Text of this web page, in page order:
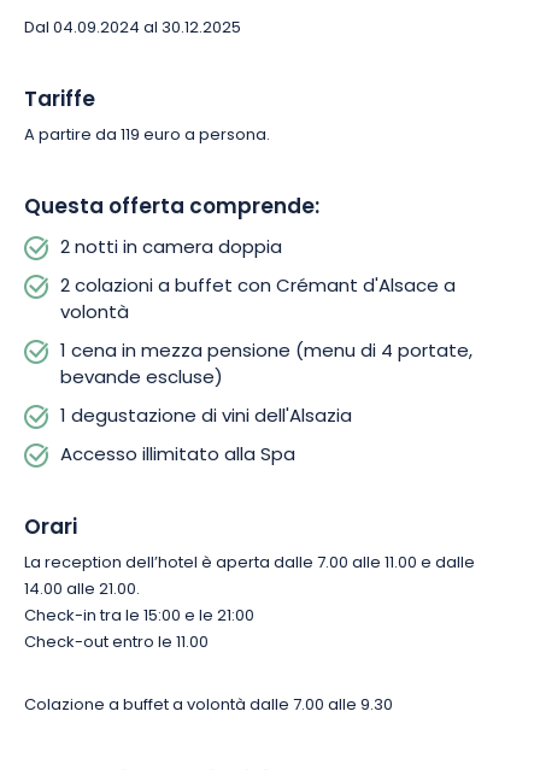
Dal 04.09.2024 al 30.12.2025
Tariffe
A partire da 119 euro a persona.
Questa offerta comprende:
2 notti in camera doppia
2 colazioni a buffet con Crémant d'Alsace a
volontà
1 cena in mezza pensione (menu di 4 portate,
bevande escluse)
1 degustazione di vini dell'Alsazia
Accesso illimitato alla Spa
Orari
La reception dell’hotel è aperta dalle 7.00 alle 11.00 e dalle
14.00 alle 21.00.
Check-in tra le 15:00 e le 21:00
Check-out entro le 11.00
Colazione a buffet a volontà dalle 7.00 alle 9.30